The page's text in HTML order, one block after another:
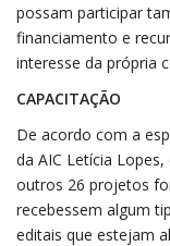
possam participar
financiamento e
interesse da própria
CAPACITAÇÃO
De acordo com a
da AIC Letícia
outros 26 projetos
recebessem algum
editais que estejam